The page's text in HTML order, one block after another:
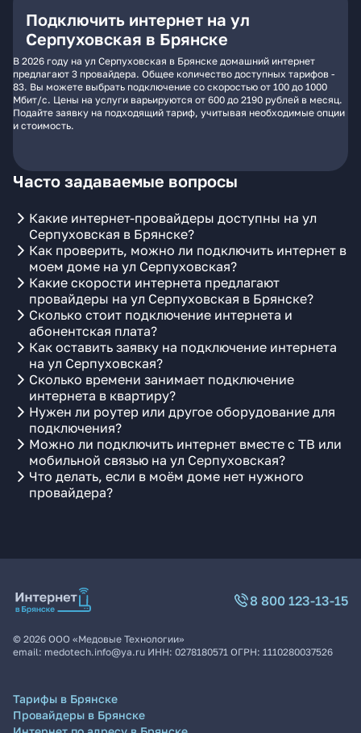
Подключить интернет на ул
Серпуховская в Брянске
В 2026 году на ул Серпуховская в Брянске домашний интернет
предлагают 3 провайдера. Общее количество доступных тарифов -
83. Вы можете выбрать подключение со скоростью от 100 до 1000
Мбит/с. Цены на услуги варьируются от 600 до 2190 рублей в месяц.
Подайте заявку на подходящий тариф, учитывая необходимые опции
и стоимость.
Часто задаваемые вопросы
Какие интернет-провайдеры доступны на ул
Серпуховская в Брянске?
Как проверить, можно ли подключить интернет в
моем доме на ул Серпуховская?
Какие скорости интернета предлагают
провайдеры на ул Серпуховская в Брянске?
Сколько стоит подключение интернета и
абонентская плата?
Как оставить заявку на подключение интернета
на ул Серпуховская?
Сколько времени занимает подключение
интернета в квартиру?
Нужен ли роутер или другое оборудование для
подключения?
Можно ли подключить интернет вместе с ТВ или
мобильной связью на ул Серпуховская?
Что делать, если в моём доме нет нужного
провайдера?
8 800 123-13-15
© 2026 ООО «Медовые Технологии»
email: medotech.info@ya.ru ИНН: 0278180571 ОГРН: 1110280037526
Тарифы в Брянске
Провайдеры в Брянске